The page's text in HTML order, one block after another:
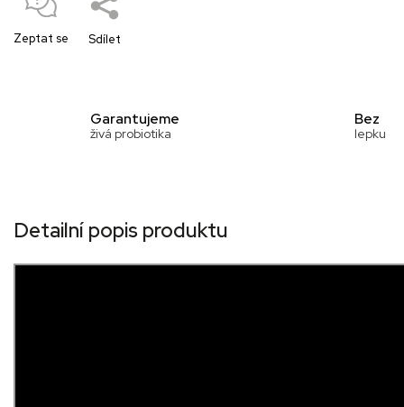
Zeptat se Sdílet
Garantujeme
živá probiotika
Bez
lepku
Detailní popis produktu